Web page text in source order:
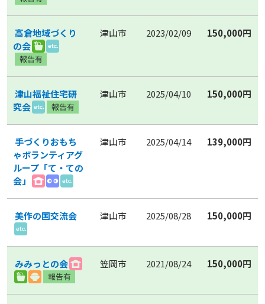
高倉地域づくり
の会
津山市 2023/02/09 150,000円
津山福祉住宅研
究会
津山市 2025/04/10 150,000円
手づくりおもち
ゃボランティアグ
ループ「て・ての
会」
津山市 2025/04/14 139,000円
美作の国交流会 津山市 2025/08/28 150,000円
みみっとの会 笠岡市 2021/08/24 150,000円